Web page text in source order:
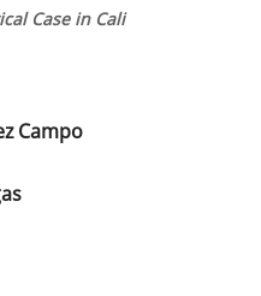
Case in Cali
Campo